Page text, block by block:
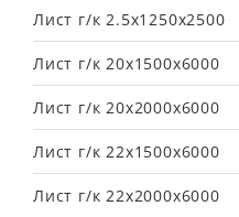
Лист г/к 2.5х1250х2500
Лист г/к 20х1500х6000
Лист г/к 20х2000х6000
Лист г/к 22х1500х6000
Лист г/к 22х2000х6000